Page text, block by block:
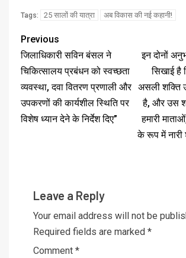
Tags: 25 सालों की यात्रा अब विकास की नई कहानी!
Previous
जिलाधिकारी सविन बंसल ने
चिकित्सालय प्रबंधन को स्वच्छता
व्यवस्था, दवा वितरण प्रणाली और
उपकरणों की कार्यशील स्थिति पर
विशेष ध्यान देने के निर्देश दिए”
इन दोनों
सिखाई है
असली शक्ति
है, और उस
हमारी
के रूप में नारी
Leave a Reply
Your email address will not be
Required fields are marked *
Comment *